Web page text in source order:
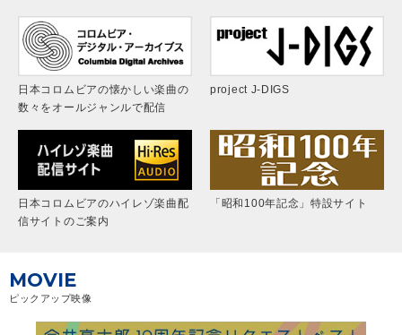
日本コロムビアの懐かしい楽曲の
数々をオールジャンルで配信
project J-DIGS
日本コロムビアのハイレゾ楽曲配
信サイトのご案内
「昭和100年記念」特設サイト
MOVIE
ピックアップ映像